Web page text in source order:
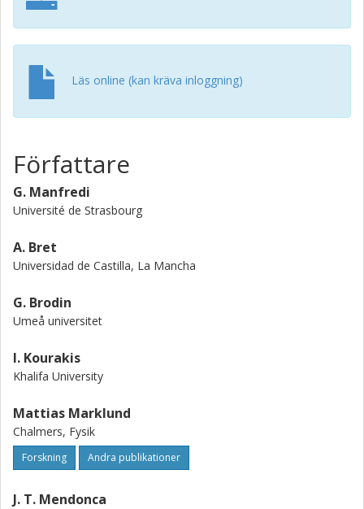
Läs online (kan kräva inloggning)
Författare
G. Manfredi
Université de Strasbourg
A. Bret
Universidad de Castilla, La Mancha
G. Brodin
Umeå universitet
I. Kourakis
Khalifa University
Mattias Marklund
Chalmers, Fysik
Forskning Andra publikationer
J. T. Mendonca